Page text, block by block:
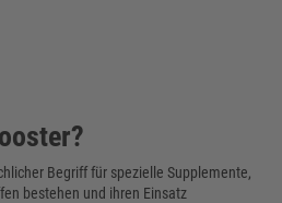
Begriff für spezielle Supplemente,
bestehen und ihren Einsatz